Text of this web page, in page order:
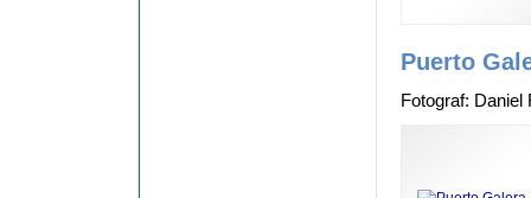
Puerto
Fotograf: Daniel